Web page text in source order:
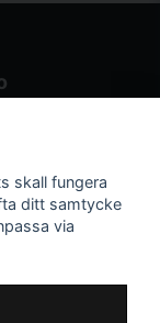
skall fungera
ditt samtycke
via